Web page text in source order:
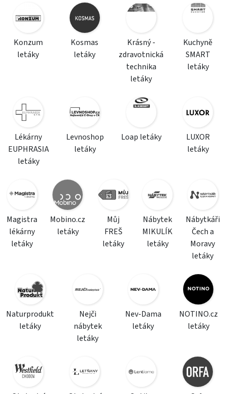
Konzum
letáky
Kosmas
letáky
Krásný -
zdravotnická
technika
letáky
Kuchyně
SMART
letáky
Lékárny
EUPHRASIA
letáky
Levnoshop
letáky
Loap letáky
LUXOR
letáky
Magistra
lékárny
letáky
Mobino.cz
letáky
Můj
FREŠ
letáky
Nábytek
MIKULÍK
letáky
Nábytkáři
Čech a
Moravy
letáky
Naturprodukt
letáky
Nejči
nábytek
letáky
Nev-Dama
letáky
NOTINO.cz
letáky